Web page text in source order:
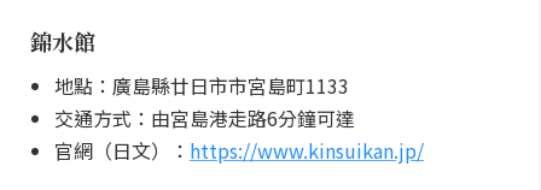
錦水館
地點：廣島縣廿日市市宮島町1133
交通方式：由宮島港走路6分鐘可達
官網（日文）： https://www.kinsuikan.jp/